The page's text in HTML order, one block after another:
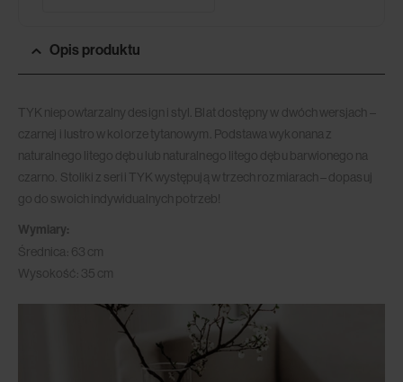
Opis produktu
TYK niepowtarzalny design i styl. Blat dostępny w dwóch wersjach –
czarnej i lustro w kolorze tytanowym. Podstawa wykonana z
naturalnego litego dębu lub naturalnego litego dębu barwionego na
czarno. Stoliki z serii TYK występują w trzech rozmiarach – dopasuj
go do swoich indywidualnych potrzeb!
Wymiary:
Średnica: 63 cm
Wysokość: 35 cm